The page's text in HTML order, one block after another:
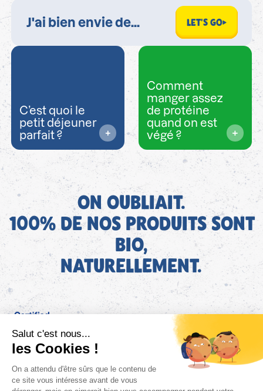
LET'S GO
C’est quoi le
petit déjeuner
parfait ?
Comment
manger assez
de protéine
quand on est
végé ?
ON OUBLIAIT.
100% DE NOS PRODUITS SONT
BIO,
NATURELLEMENT.
FR
Bjorg pour les pros
Instagram Facebook